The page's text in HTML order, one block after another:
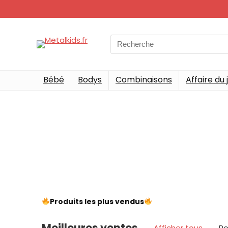
Bébé Bodys Combinaisons Affaire du
Produits les plus vendus